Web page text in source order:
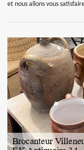
et nous allons vous